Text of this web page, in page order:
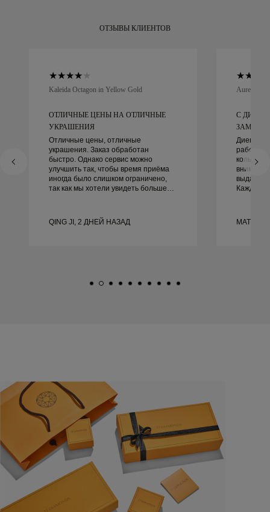
ОТЗЫВЫ КЛИЕНТОВ
Kaleida Octagon in Yellow Gold
ОТЛИЧНЫЕ ЦЕНЫ НА ОТЛИЧНЫЕ
УКРАШЕНИЯ
Отличные цены, отличные
украшения. Заказ обработан
быстро. Однако сервис можно
улучшить так, чтобы время приёма
иногда было слишком ограничено,
так как мы хотели увидеть больше
целом хороший опыт, качественные
украшения. Жена счастлива.
QING JI, 2 ДНЕЙ НАЗАД
Aurelle in
С ДИЕГО
Диего
Каждая